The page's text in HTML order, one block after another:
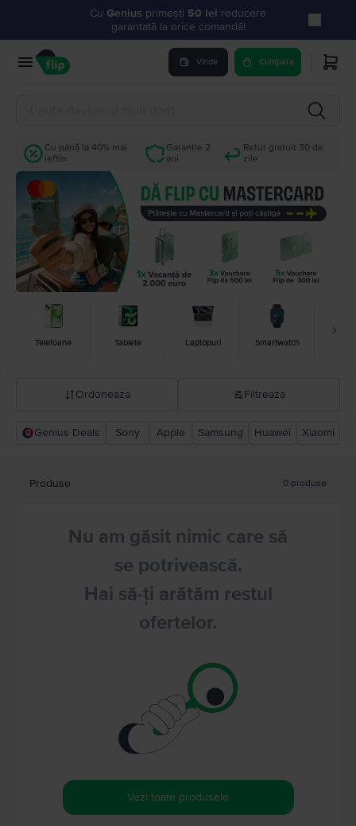
Cu Genius primești 50 lei reducere
garantată la orice comandă!
Vinde Cumpara
Cu până la 40% mai
ieftin
Garanție 2
ani
Retur gratuit 30 de
zile
Telefoane Tablete Laptopuri Smartwatch
Ordoneaza
Recomandarea Flip
Filtreaza
Genius Deals Sony Apple Samsung Huawei Xiaomi
Produse 0 produse
Nu am găsit nimic care să
se potrivească.
Hai să-ți arătăm restul
ofertelor.
Vezi toate produsele